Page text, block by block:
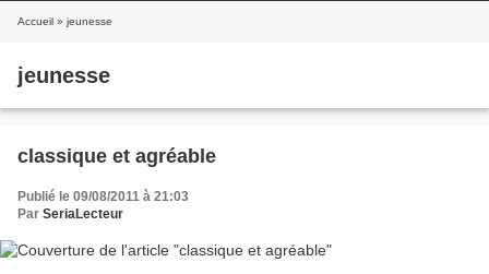
Accueil » jeunesse
jeunesse
classique et agréable
Publié le 09/08/2011 à 21:03
Par SeriaLecteur